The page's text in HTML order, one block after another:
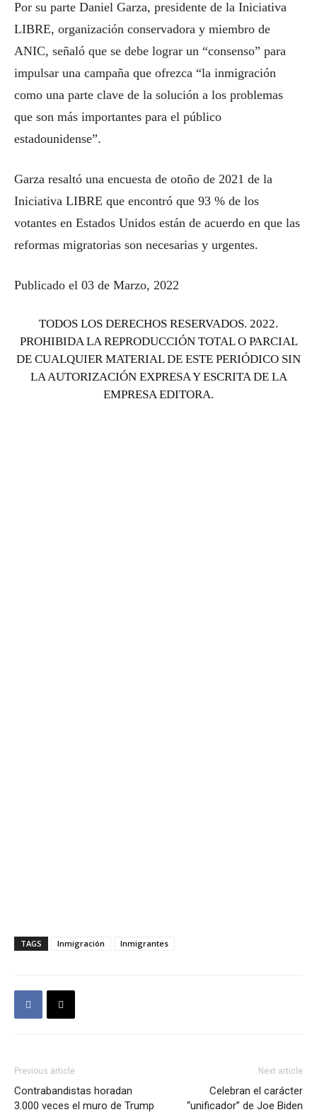
Por su parte Daniel Garza, presidente de la Iniciativa
LIBRE, organización conservadora y miembro de
ANIC, señaló que se debe lograr un “consenso” para
impulsar una campaña que ofrezca “la inmigración
como una parte clave de la solución a los problemas
que son más importantes para el público
estadounidense”.
Garza resaltó una encuesta de otoño de 2021 de la
Iniciativa LIBRE que encontró que 93 % de los
votantes en Estados Unidos están de acuerdo en que las
reformas migratorias son necesarias y urgentes.
Publicado el 03 de Marzo, 2022
TODOS LOS DERECHOS RESERVADOS. 2022.
PROHIBIDA LA REPRODUCCIÓN TOTAL O PARCIAL
DE CUALQUIER MATERIAL DE ESTE PERIÓDICO SIN
LA AUTORIZACIÓN EXPRESA Y ESCRITA DE LA
EMPRESA EDITORA.
TAGS Inmigración Inmigrantes
Previous article
Contrabandistas horadan
3.000 veces el muro de Trump
Next article
Celebran el carácter
“unificador” de Joe Biden